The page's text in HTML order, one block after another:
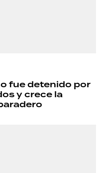
fue detenido por
y crece la